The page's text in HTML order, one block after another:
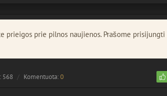
prieigos prie pilnos naujienos. Prašome prisijungti
568 Komentuota:0